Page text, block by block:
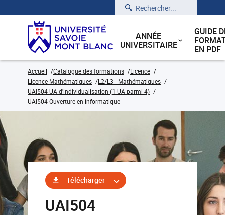
Rechercher
ANNÉE
UNIVERSITAIRE
GUIDE
EN PDF
Accueil Catalogue des formations
Licence
Licence Mathématiques
L2/L3 - Mathématiques
UAI504 UA d'individualisation (1 UA parmi 4)
UAI504 Ouverture en informatique
Télécharger
UAI504